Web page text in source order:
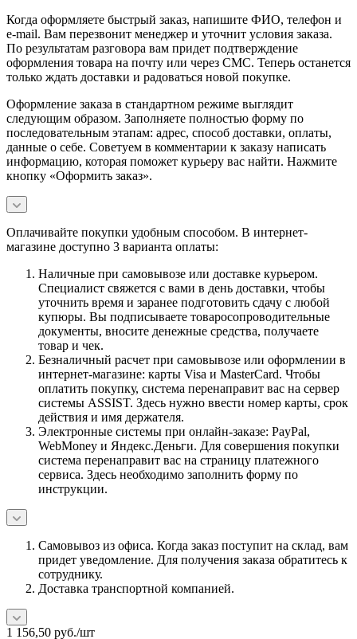
Когда оформляете быстрый заказ, напишите ФИО, телефон и
e-mail. Вам перезвонит менеджер и уточнит условия заказа.
По результатам разговора вам придет подтверждение
оформления товара на почту или через СМС. Теперь останется
только ждать доставки и радоваться новой покупке.
Оформление заказа в стандартном режиме выглядит
следующим образом. Заполняете полностью форму по
последовательным этапам: адрес, способ доставки, оплаты,
данные о себе. Советуем в комментарии к заказу написать
информацию, которая поможет курьеру вас найти. Нажмите
кнопку «Оформить заказ».
Оплачивайте покупки удобным способом. В интернет-
магазине доступно 3 варианта оплаты:
Наличные при самовывозе или доставке курьером.
Специалист свяжется с вами в день доставки, чтобы
уточнить время и заранее подготовить сдачу с любой
купюры. Вы подписываете товаросопроводительные
документы, вносите денежные средства, получаете
товар и чек.
Безналичный расчет при самовывозе или оформлении в
интернет-магазине: карты Visa и MasterCard. Чтобы
оплатить покупку, система перенаправит вас на сервер
системы ASSIST. Здесь нужно ввести номер карты, срок
действия и имя держателя.
Электронные системы при онлайн-заказе: PayPal,
WebMoney и Яндекс.Деньги. Для совершения покупки
система перенаправит вас на страницу платежного
сервиса. Здесь необходимо заполнить форму по
инструкции.
Самовывоз из офиса. Когда заказ поступит на склад, вам
придет уведомление. Для получения заказа обратитесь к
сотруднику.
Доставка транспортной компанией.
1 156,50 руб./шт